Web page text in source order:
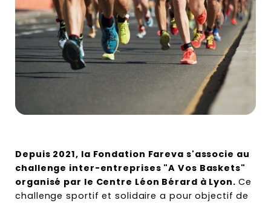
Depuis 2021, la Fondation Fareva s'associe au
challenge inter-entreprises "A Vos Baskets"
organisé par le Centre Léon Bérard à Lyon. Ce
challenge sportif et solidaire a pour objectif de